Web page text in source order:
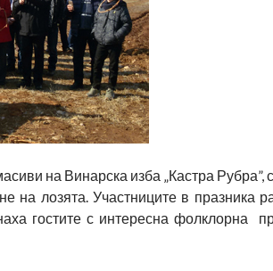
на Винарска изба „Кастра
на лозята. Участниците в празника
гостите с интересна фолклорна